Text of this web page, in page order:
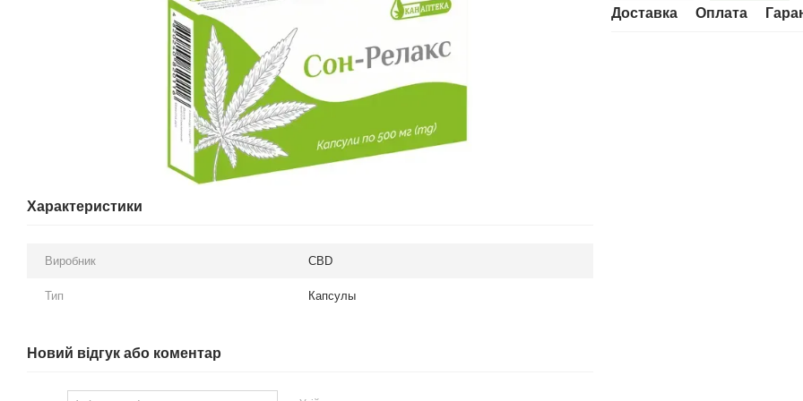
Характеристики
Виробник CBD
Тип Капсулы
Новий відгук або коментар
Доставка Оплата